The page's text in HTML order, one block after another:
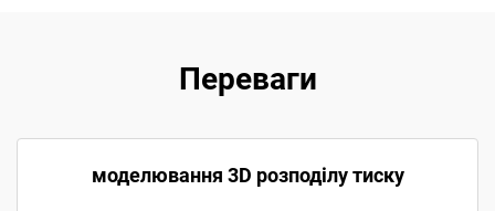
Переваги
моделювання 3D розподілу тиску